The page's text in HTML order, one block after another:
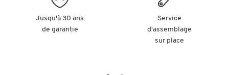
Jusqu'à 30 ans
de garantie
Service
d'assemblage
sur place